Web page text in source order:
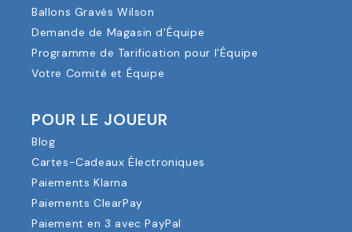
Ballons Gravés Wilson
Demande de Magasin d'Équipe
Programme de Tarification pour l'Équipe
Votre Comité et Équipe
POUR LE JOUEUR
Blog
Cartes-Cadeaux Électroniques
Paiements Klarna
Paiements ClearPay
Paiement en 3 avec PayPal